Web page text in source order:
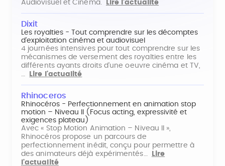
Audiovisuel et Cinéma. Lire l'actualité
Dixit
Les royalties - Tout comprendre sur les décomptes
d'exploitation cinéma et audiovisuel
4 journées intensives pour tout comprendre sur les
mécanismes de versement des royalties entre les
différents ayants droits d'une oeuvre cinéma et TV,
…
Lire l'actualité
Rhinoceros
Rhinocéros - Perfectionnement en animation stop
motion – Niveau II (Focus acting, expressivité et
exigences plateau)
Avec « Stop Motion Animation – Niveau II »,
Rhinocéros propose un parcours de
perfectionnement inédit, conçu pour permettre à
des animateurs déjà expérimentés…
Lire
l'actualité